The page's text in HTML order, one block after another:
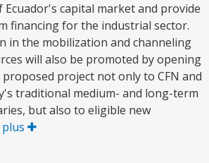
capital market and provide
financing for the industrial sector.
in the mobilization and channeling
will also be promoted by opening
project not only to CFN and
traditional medium- and long-term
but also to eligible new